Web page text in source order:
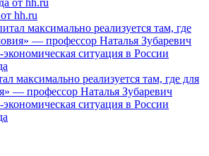
hh.ru
максимально реализуется там, где для
— профессор Наталья Зубаревич
ситуация в России